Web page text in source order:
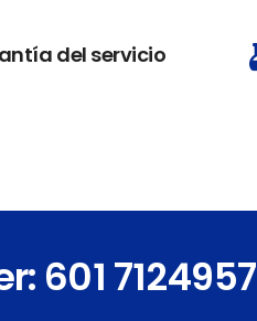
del servicio
601 7124957